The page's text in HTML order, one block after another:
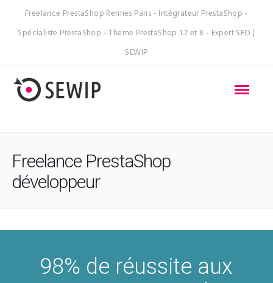
Freelance PrestaShop Rennes Paris - Intégrateur PrestaShop -
Spécialiste PrestaShop - Theme PrestaShop 1.7 et 8 - Expert SEO |
SEWIP
Freelance PrestaShop
développeur
98% de réussite aux